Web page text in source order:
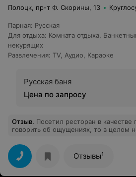
Полоцк, пр-т Ф. Скорины, 13
Парная: Русская
Для отдыха: Комната отдыха
некурящих
Развлечения: TV Аудио Караоке
Русская баня
Цена по запросу
Отзыв. Посетил ресторан в качестве
говорить об ощущениях, то в целом
уже открытым. На мою подсказку
"Мы всё вино так подаем". В конце
книгу жалоб, на что я получил угрозы
приятеля официанта, который стоял
Отзывы1